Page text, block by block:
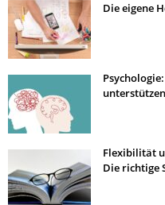
Die eigene
Flexibilität
Die richtige